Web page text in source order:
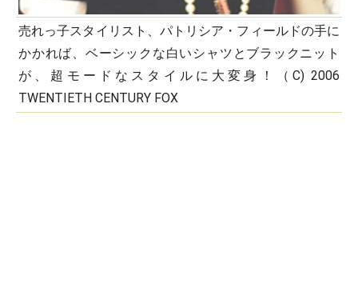
売れっ子スタイリスト、パトリシア・フィールドの手に
かかれば、ベーシックな白いシャツとブラックニット
が、超モードなスタイルに大変身！（C) 2006
TWENTIETH CENTURY FOX